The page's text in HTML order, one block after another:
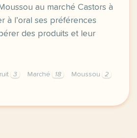
au marché Castors à
à l’oral ses préférences
des produits et leur
3 Marché 18 Moussou
2
components button cursor